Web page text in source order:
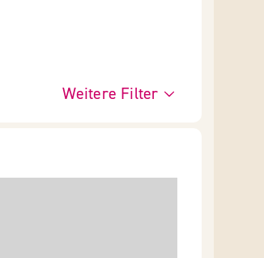
Weitere Filter